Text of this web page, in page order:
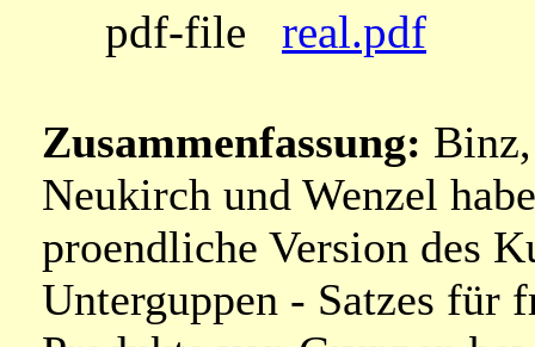
pdf-file
real.pdf
Zusammenfassung: Binz,
Neukirch und Wenzel
proendliche Version des
Unterguppen - Satzes für